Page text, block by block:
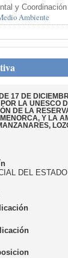
y
Ambiente
17 DE
LA UNESCO
DE LA
Y LA
DEL ESTADO